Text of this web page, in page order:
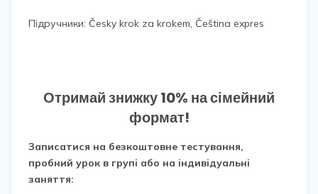
Підручники: Česky krok za krokem, Čeština expres
Отримай знижку 10% на сімейний
формат!
Записатися на безкоштовне тестування,
пробний урок в групі або на індивідуальні
заняття: